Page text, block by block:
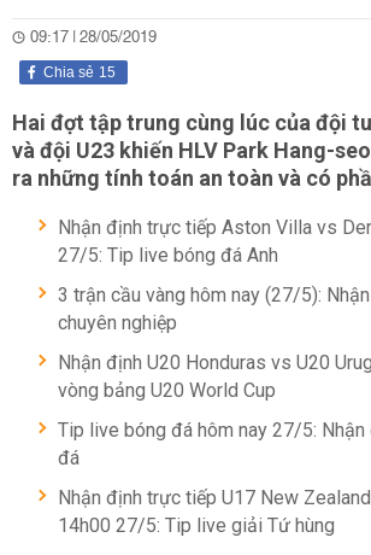
09:17 | 28/05/2019
15
Chia sẻ
Hai đợt tập trung cùng lúc của đội
và đội U23 khiến HLV Park Hang-
ra những tính toán an toàn và có
Nhận định trực tiếp Aston Villa vs
27/5: Tip live bóng đá Anh
3 trận cầu vàng hôm nay (27/5):
chuyên nghiệp
Nhận định U20 Honduras vs U20
vòng bảng U20 World Cup
Tip live bóng đá hôm nay 27/5:
đá
Nhận định trực tiếp U17 New
14h00 27/5: Tip live giải Tứ hùng